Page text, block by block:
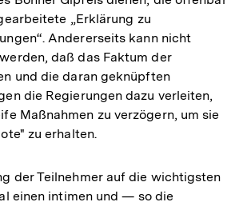
„Erklärung zu
Andererseits kann nicht
daß das Faktum der
und die daran geknüpften
die Regierungen dazu verleiten,
Maßnahmen zu verzögern, um sie
zu erhalten.
der Teilnehmer auf die wichtigsten
einen intimen und — so die